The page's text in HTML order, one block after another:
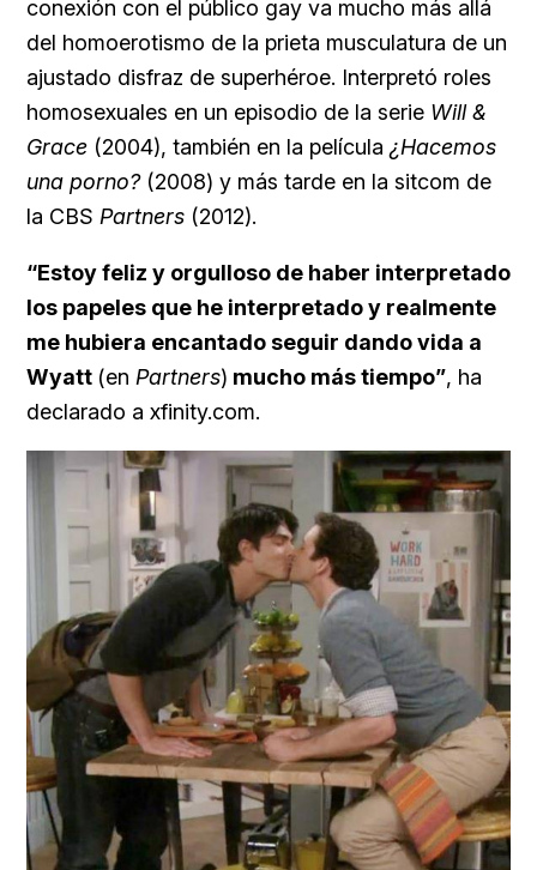
conexión con el público gay va mucho más allá
del homoerotismo de la prieta musculatura de un
ajustado disfraz de superhéroe. Interpretó roles
homosexuales en un episodio de la serie Will &
Grace (2004), también en la película ¿Hacemos
una porno? (2008) y más tarde en la sitcom de
la CBS Partners (2012).
“Estoy feliz y orgulloso de haber interpretado
los papeles que he interpretado y realmente
me hubiera encantado seguir dando vida a
Wyatt (en Partners) mucho más tiempo”, ha
declarado a xfinity.com.